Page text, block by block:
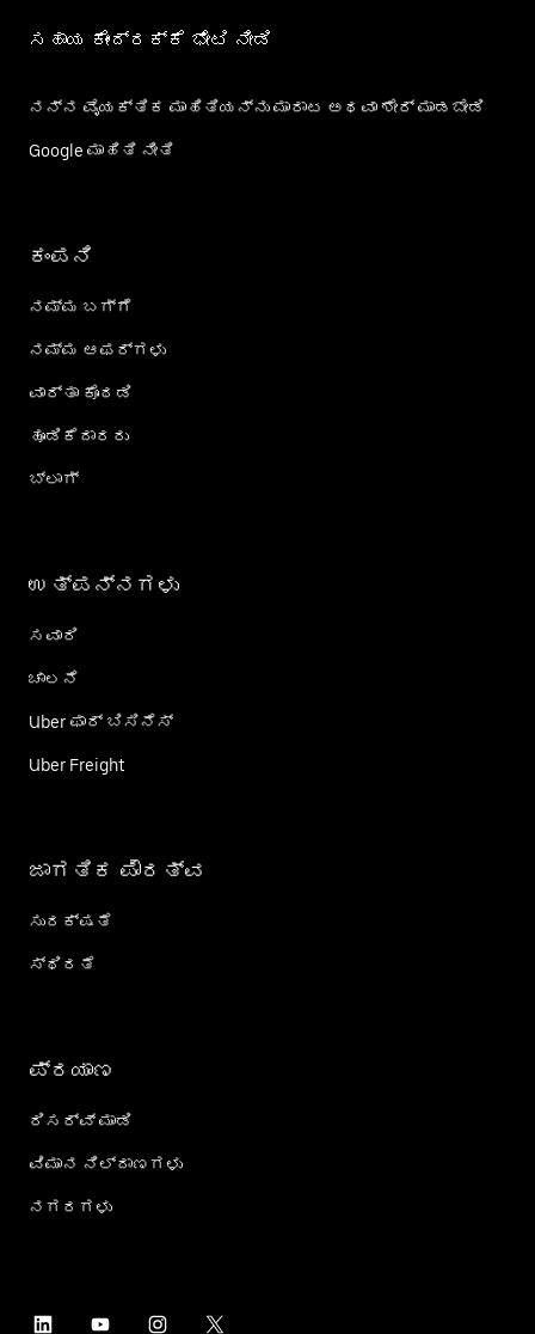
ಸಹಾಯ ಕೇಂದ್ರಕ್ಕೆ ಭೇಟಿ ನೀಡಿ
ನನ್ನ ವೈಯಕ್ತಿಕ ಮಾಹಿತಿಯನ್ನು ಮಾರಾಟ ಅಥವಾ ಶೇರ್‌ ಮಾಡಬೇಡಿ
Google ಮಾಹಿತಿ ನೀತಿ
ಕಂಪನಿ
ನಮ್ಮ ಬಗ್ಗೆ
ನಮ್ಮ ಆಫರ್‌ಗಳು
ವಾರ್ತಾ ಕೊಠಡಿ
ಹೂಡಿಕೆದಾರರು
ಬ್ಲಾಗ್
ಉತ್ಪನ್ನಗಳು
ಸವಾರಿ
ಚಾಲನೆ
Uber ಫಾರ್ ಬಿಸಿನೆಸ್
Uber Freight
ಜಾಗತಿಕ ಪೌರತ್ವ
ಸುರಕ್ಷತೆ
ಸ್ಥಿರತೆ
ಪ್ರಯಾಣ
ರಿಸರ್ವ್ ಮಾಡಿ
ವಿಮಾನ ನಿಲ್ದಾಣಗಳು
ನಗರಗಳು